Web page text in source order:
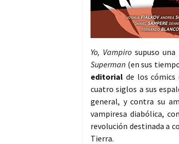
Yo, Vampiro supuso
Superman (en sus
editorial de los
cuatro siglos a sus
general, y contra su
vampiresa diabólica,
revolución destinada a
Tierra.